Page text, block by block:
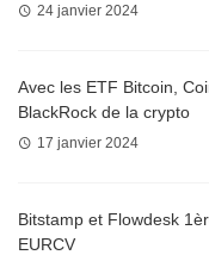
24 janvier 2024
Avec les ETF Bitcoin,
BlackRock de la crypto
17 janvier 2024
Bitstamp et Flowdesk
EURCV